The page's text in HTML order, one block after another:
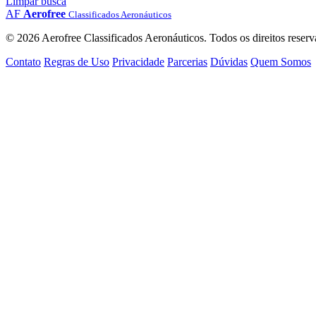
AF Aerofree Classificados Aeronáuticos
© 2026 Aerofree Classificados Aeronáuticos. Todos os direitos
Contato Regras de Uso Privacidade Parcerias Dúvidas Quem Somos